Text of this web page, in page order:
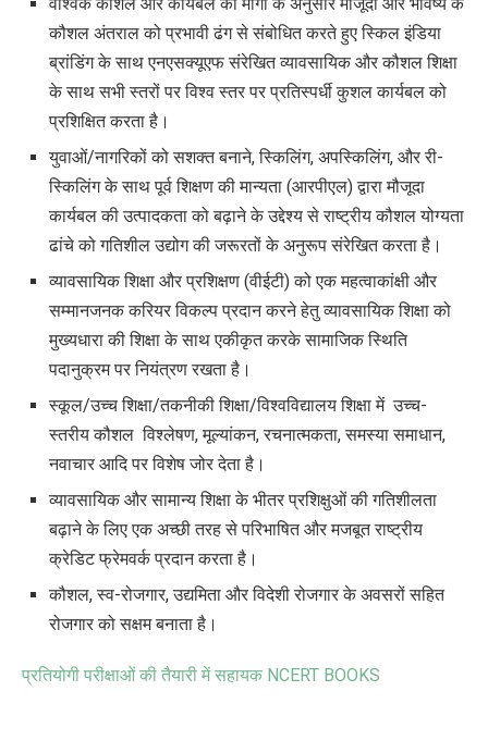
कौशल अंतराल को प्रभावी ढंग से संबोधित करते हुए स्किल इंडिया
ब्रांडिंग के साथ एनएसक्यूएफ संरेखित व्यावसायिक और कौशल शिक्षा
के साथ सभी स्तरों पर विश्व स्तर पर प्रतिस्पर्धी कुशल कार्यबल को
प्रशिक्षित करता है।
युवाओं/नागरिकों को सशक्त बनाने, स्किलिंग, अपस्किलिंग, और री-
स्किलिंग के साथ पूर्व शिक्षण की मान्यता (आरपीएल) द्वारा मौजूदा
कार्यबल की उत्पादकता को बढ़ाने के उद्देश्य से राष्ट्रीय कौशल योग्यता
ढांचे को गतिशील उद्योग की जरूरतों के अनुरूप संरेखित करता है।
व्यावसायिक शिक्षा और प्रशिक्षण (वीईटी) को एक महत्वाकांक्षी और
सम्मानजनक करियर विकल्प प्रदान करने हेतु व्यावसायिक शिक्षा को
मुख्यधारा की शिक्षा के साथ एकीकृत करके सामाजिक स्थिति
पदानुक्रम पर नियंत्रण रखता है।
स्कूल/उच्च शिक्षा/तकनीकी शिक्षा/विश्वविद्यालय शिक्षा में उच्च-
स्तरीय कौशल विश्लेषण,मूल्यांकन,रचनात्मकता,समस्या समाधान,
नवाचार आदि पर विशेष जोर देता है।
व्यावसायिक और सामान्य शिक्षा के भीतर प्रशिक्षुओं की गतिशीलता
बढ़ाने के लिए एक अच्छी तरह से परिभाषित और मजबूत राष्ट्रीय
क्रेडिट फ्रेमवर्क प्रदान करता है।
कौशल,स्व-रोजगार,उद्यमिता और विदेशी रोजगार के अवसरों सहित
रोजगार को सक्षम बनाता है।
प्रतियोगी परीक्षाओं की तैयारी में सहायक NCERT BOOKS